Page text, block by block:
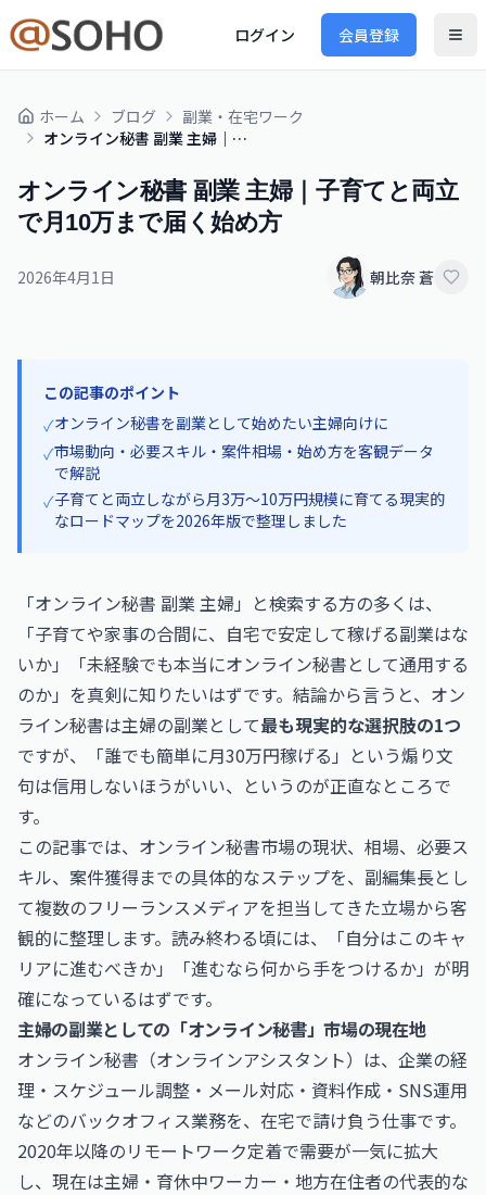
ログイン 会員登録
ホーム ブログ
副業・在宅ワーク
オンライン秘書 副業 主婦｜子育てと両立で月10万まで届く始め方
オンライン秘書 副業 主婦｜子育てと両立
で月10万まで届く始め方
2026年4月1日 朝比奈 蒼
この記事のポイント
✓オンライン秘書を副業として始めたい主婦向けに
✓市場動向・必要スキル・案件相場・始め方を客観データ
で解説
✓子育てと両立しながら月3万〜10万円規模に育てる現実的
なロードマップを2026年版で整理しました
「オンライン秘書 副業 主婦」と検索する方の多くは、
「子育てや家事の合間に、自宅で安定して稼げる副業はな
いか」「未経験でも本当にオンライン秘書として通用する
のか」を真剣に知りたいはずです。結論から言うと、オン
ライン秘書は主婦の副業として最も現実的な選択肢の1つ
ですが、「誰でも簡単に月30万円稼げる」という煽り文
句は信用しないほうがいい、というのが正直なところで
す。
この記事では、オンライン秘書市場の現状、相場、必要ス
キル、案件獲得までの具体的なステップを、副編集長とし
て複数のフリーランスメディアを担当してきた立場から客
観的に整理します。読み終わる頃には、「自分はこのキャ
リアに進むべきか」「進むなら何から手をつけるか」が明
確になっているはずです。
主婦の副業としての「オンライン秘書」市場の現在地
オンライン秘書（オンラインアシスタント）は、企業の経
理・スケジュール調整・メール対応・資料作成・SNS運用
などのバックオフィス業務を、在宅で請け負う仕事です。
2020年以降のリモートワーク定着で需要が一気に拡大
し、現在は主婦・育休中ワーカー・地方在住者の代表的な